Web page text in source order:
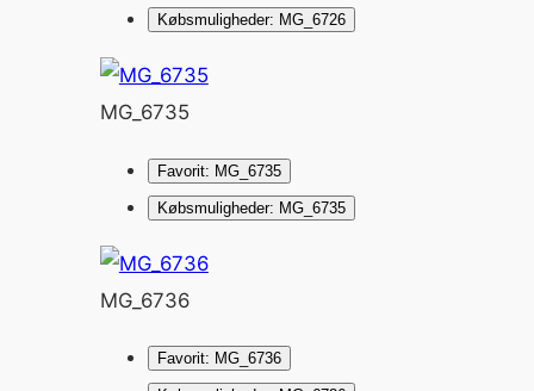
Købsmuligheder: MG_6726
MG_6735
Favorit: MG_6735
Købsmuligheder: MG_6735
MG_6736
Favorit: MG_6736